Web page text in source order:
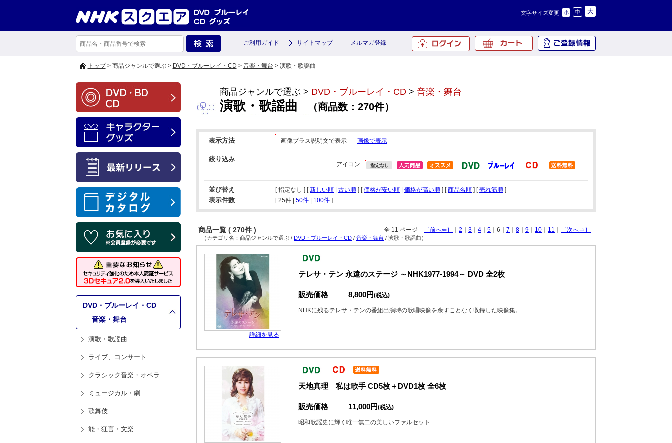
文字サイズ変更 小 中 大
ご利用ガイド サイトマップ メルマガ登録
トップ> 商品ジャンルで選ぶ > DVD・ブルーレイ・CD > 音楽・舞台 > 演歌・歌謡曲
DVD・ブルーレイ・CD
音楽・舞台
演歌・歌謡曲
ライブ、コンサート
クラシック音楽・オペラ
ミュージカル・劇
歌舞伎
能・狂言・文楽
商品ジャンルで選ぶ > DVD・ブルーレイ・CD > 音楽・舞台
演歌・歌謡曲 （商品数：270件）
表示方法 画像プラス説明文で表示 画像で表示
絞り込み
アイコン
並び替え [ 指定なし ] [新しい順 古い順 ] [価格が安い順 価格が高い順 ] [商品名順 ] [売れ筋順 ]
表示件数 [ 25件 50件 100件 ]
商品一覧 ( 270件 ) 全 11 ページ ［前へ⇐］ 2 3 4 5 ｜6｜ 7 8 9 10 11 ［次へ⇒］
（カテゴリ名：商品ジャンルで選ぶ / DVD・ブルーレイ・CD / 音楽・舞台 / 演歌・歌謡曲）
詳細を見る
テレサ・テン 永遠のステージ ～NHK1977-1994～ DVD 全2枚
販売価格 8,800円(税込)
NHKに残るテレサ・テンの番組出演時の歌唱映像を余すことなく収録した映像集。
天地真理 私は歌手 CD5枚＋DVD1枚 全6枚
販売価格 11,000円(税込)
昭和歌謡史に輝く唯一無二の美しいファルセット